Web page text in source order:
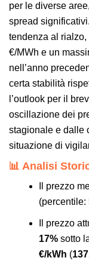
per le diverse
spread
tendenza al
€/MWh e un
nell’anno
certa stabilità
l’outlook per il
oscillazione dei
stagionale e dalle
situazione di
📊 Analisi
Il prezzo
(percentile:
Il prezzo
17% sotto
€/kWh (